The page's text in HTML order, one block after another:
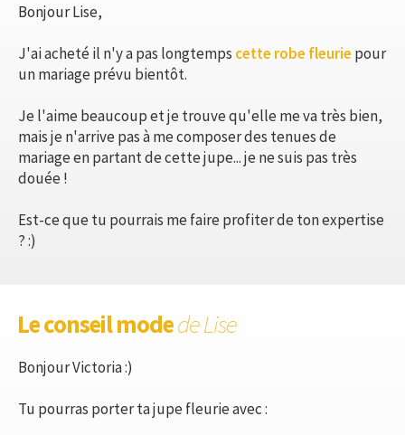
Bonjour Lise,
J'ai acheté il n'y a pas longtemps cette robe fleurie pour
un mariage prévu bientôt.
Je l'aime beaucoup et je trouve qu'elle me va très bien,
mais je n'arrive pas à me composer des tenues de
mariage en partant de cette jupe... je ne suis pas très
douée !
Est-ce que tu pourrais me faire profiter de ton expertise
? :)
Le conseil modede Lise
Bonjour Victoria :)
Tu pourras porter ta jupe fleurie avec :